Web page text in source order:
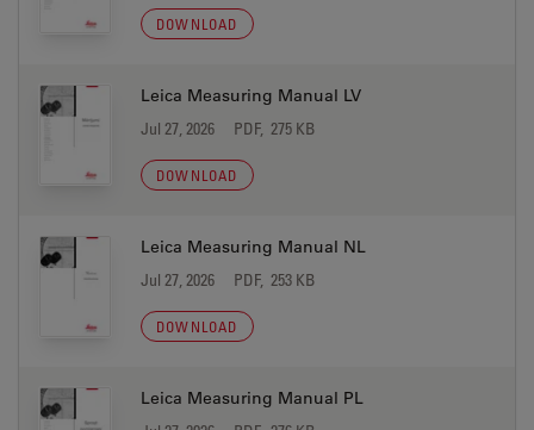
DOWNLOAD
Leica Measuring Manual LV
Jul 27, 2026 PDF, 275 KB
DOWNLOAD
Leica Measuring Manual NL
Jul 27, 2026 PDF, 253 KB
DOWNLOAD
Leica Measuring Manual PL